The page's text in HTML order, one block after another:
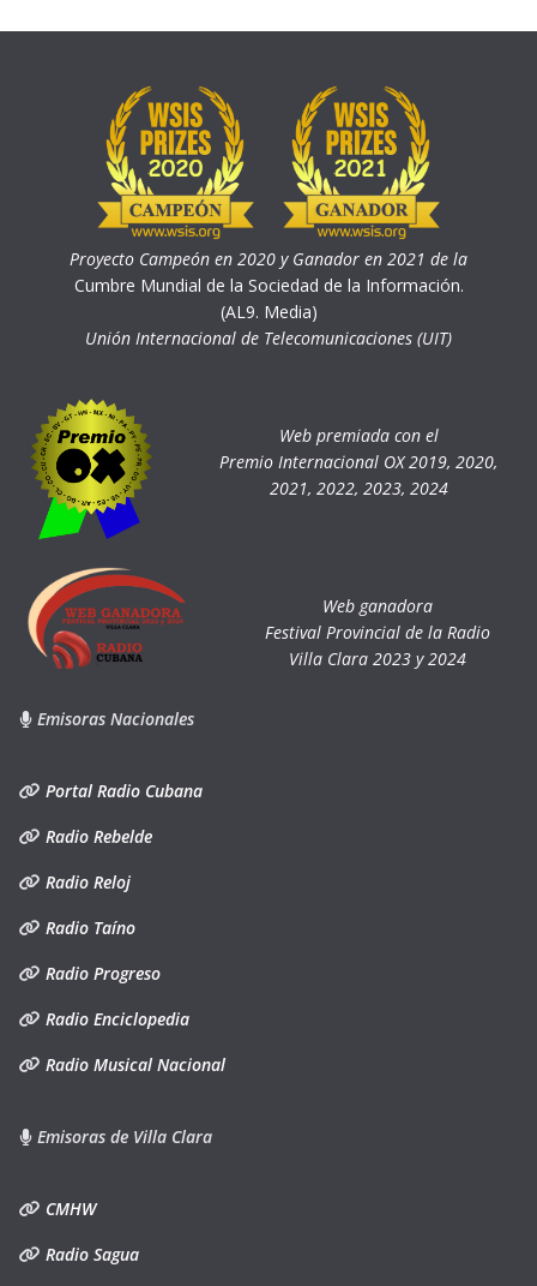
Proyecto Campeón en 2020 y Ganador en 2021 de la
Cumbre Mundial de la Sociedad de la Información.
(AL9. Media)
Unión Internacional de Telecomunicaciones (UIT)
Web premiada con el
Premio Internacional OX 2019, 2020,
2021, 2022, 2023, 2024
Web ganadora
Festival Provincial de la Radio
Villa Clara 2023 y 2024
Emisoras Nacionales
Portal Radio Cubana
Radio Rebelde
Radio Reloj
Radio Taíno
Radio Progreso
Radio Enciclopedia
Radio Musical Nacional
Emisoras de Villa Clara
CMHW
Radio Sagua